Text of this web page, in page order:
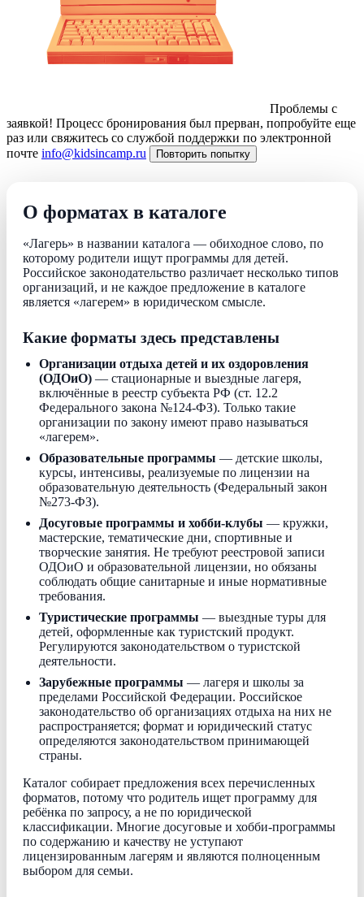
Проблемы с
заявкой! Процесс бронирования был прерван, попробуйте еще
раз или свяжитесь со службой поддержки по электронной
почте info@kidsincamp.ru Повторить попытку
О форматах в каталоге
«Лагерь» в названии каталога — обиходное слово, по
которому родители ищут программы для детей.
Российское законодательство различает несколько типов
организаций, и не каждое предложение в каталоге
является «лагерем» в юридическом смысле.
Какие форматы здесь представлены
Организации отдыха детей и их оздоровления
(ОДОиО) — стационарные и выездные лагеря,
включённые в реестр субъекта РФ (ст. 12.2
Федерального закона №124-ФЗ). Только такие
организации по закону имеют право называться
«лагерем».
Образовательные программы — детские школы,
курсы, интенсивы, реализуемые по лицензии на
образовательную деятельность (Федеральный закон
№273-ФЗ).
Досуговые программы и хобби-клубы — кружки,
мастерские, тематические дни, спортивные и
творческие занятия. Не требуют реестровой записи
ОДОиО и образовательной лицензии, но обязаны
соблюдать общие санитарные и иные нормативные
требования.
Туристические программы — выездные туры для
детей, оформленные как туристский продукт.
Регулируются законодательством о туристской
деятельности.
Зарубежные программы — лагеря и школы за
пределами Российской Федерации. Российское
законодательство об организациях отдыха на них не
распространяется; формат и юридический статус
определяются законодательством принимающей
страны.
Каталог собирает предложения всех перечисленных
форматов, потому что родитель ищет программу для
ребёнка по запросу, а не по юридической
классификации. Многие досуговые и хобби-программы
по содержанию и качеству не уступают
лицензированным лагерям и являются полноценным
выбором для семьи.